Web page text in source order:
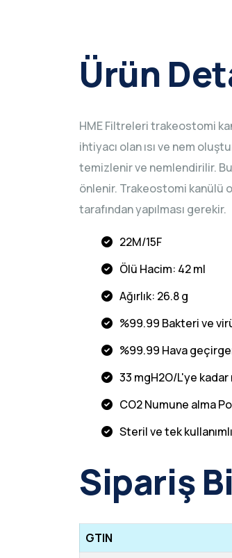
Ürün
HME Filtreleri trakeostomi
ihtiyacı olan ısı ve nem
temizlenir ve nemlendirilir.
önlenir. Trakeostomi kanülü
tarafından yapılması gerekir.
22M/15F
Ölü Hacim: 42 ml
Ağırlık: 26.8 g
%99.99 Bakteri ve
%99.99 Hava
33 mgH2O/L'ye
CO2 Numune alma
Steril ve tek
Sipariş
GTIN